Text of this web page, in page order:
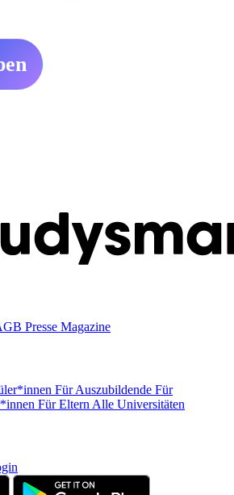
Presse Magazine
Für Auszubildende Für
Für Eltern Alle Universitäten